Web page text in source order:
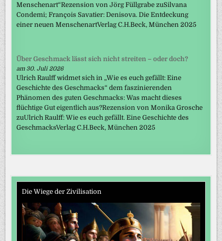
Menschenart“Rezension von Jörg Füllgrabe zuSilvana
Condemi; François Savatier: Denisova. Die Entdeckung
einer neuen MenschenartVerlag C.H.Beck, München 2025
Über Geschmack lässt sich nicht streiten – oder doch?
am 30. Juli 2026
Ulrich Raulff widmet sich in „Wie es euch gefällt: Eine
Geschichte des Geschmacks“ dem faszinierenden
Phänomen des guten Geschmacks: Was macht dieses
flüchtige Gut eigentlich aus?Rezension von Monika Grosche
zuUlrich Raulff: Wie es euch gefällt. Eine Geschichte des
GeschmacksVerlag C.H.Beck, München 2025
Die Wiege der Zivilisation